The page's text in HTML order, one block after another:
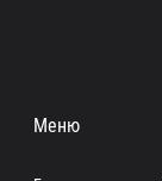
Меню